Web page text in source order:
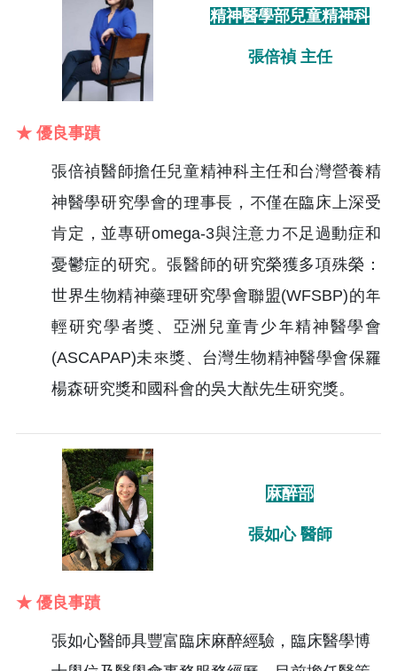
精神醫學部兒童精神科
張倍禎 主任
★ 優良事蹟
張倍禎醫師擔任兒童精神科主任和台灣營養精
神醫學研究學會的理事長，不僅在臨床上深受
肯定，並專研omega-3與注意力不足過動症和
憂鬱症的研究。張醫師的研究榮獲多項殊榮：
世界生物精神藥理研究學會聯盟(WFSBP)的年
輕研究學者獎、亞洲兒童青少年精神醫學會
(ASCAPAP)未來獎、台灣生物精神醫學會保羅
楊森研究獎和國科會的吳大猷先生研究獎。
麻醉部
張如心 醫師
★ 優良事蹟
張如心醫師具豐富臨床麻醉經驗，臨床醫學博